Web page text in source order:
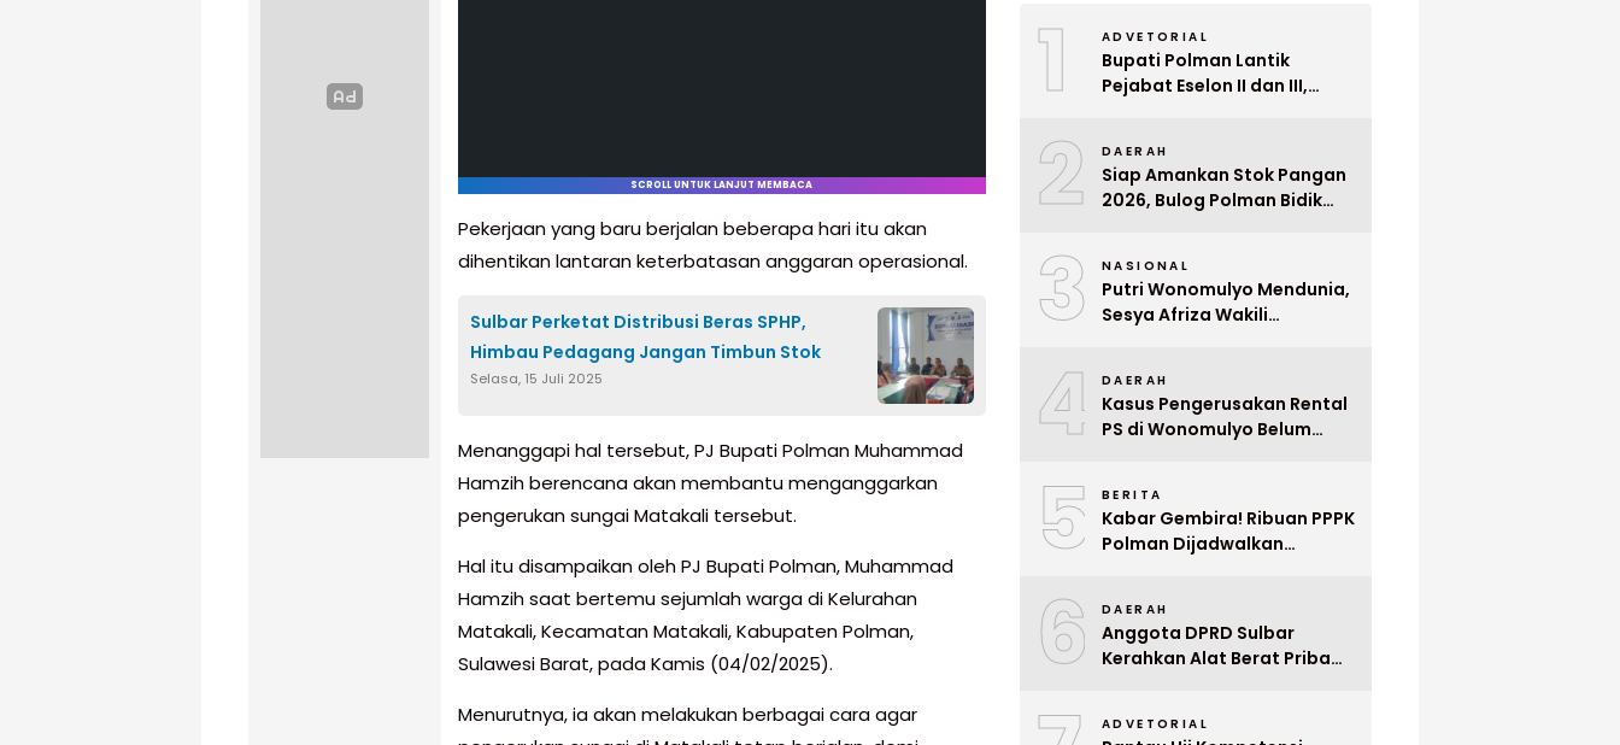
SCROLL UNTUK LANJUT MEMBACA
Pekerjaan yang baru berjalan beberapa hari itu akan
dihentikan lantaran keterbatasan anggaran operasional.
Sulbar Perketat Distribusi Beras SPHP,
Himbau Pedagang Jangan Timbun Stok
Selasa, 15 Juli 2025
Menanggapi hal tersebut, PJ Bupati Polman Muhammad
Hamzih berencana akan membantu menganggarkan
pengerukan sungai Matakali tersebut.
Hal itu disampaikan oleh PJ Bupati Polman, Muhammad
Hamzih saat bertemu sejumlah warga di Kelurahan
Matakali, Kecamatan Matakali, Kabupaten Polman,
Sulawesi Barat, pada Kamis (04/02/2025).
Menurutnya, ia akan melakukan berbagai cara agar
1 ADVETORIAL
Bupati Polman Lantik
Pejabat Eselon II dan III,
2 DAERAH
Siap Amankan Stok Pangan
2026, Bulog Polman Bidik
3 NASIONAL
Putri Wonomulyo Mendunia,
Sesya Afriza Wakili
4 DAERAH
Kasus Pengerusakan Rental
PS di Wonomulyo Belum
Pelaku
5 BERITA
Kabar Gembira! Ribuan PPPK
Polman Dijadwalkan
6 DAERAH
Anggota DPRD Sulbar
Kerahkan Alat Berat Pribadi
ADVETORIAL